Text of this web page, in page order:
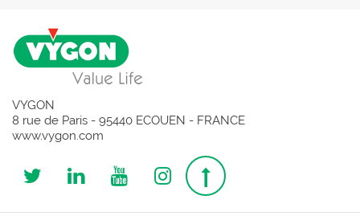
VYGON
8 rue de Paris - 95440 ECOUEN - FRANCE
www.vygon.com
Follow
us
Follow
us
Follow
us
Follow
us
Top
page